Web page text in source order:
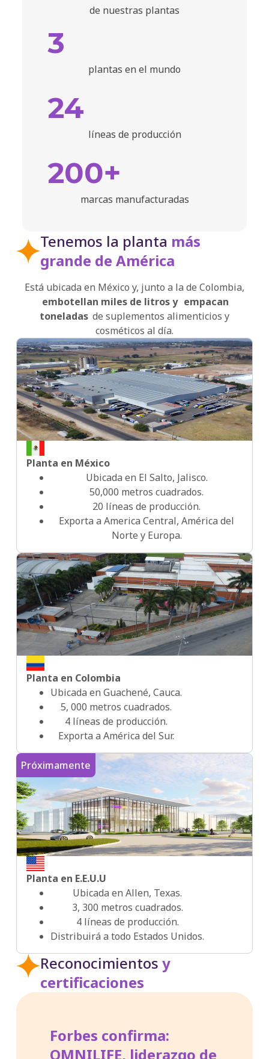
2003
2006
2006
2007
2007
2007
2010
2016
2017
2020
2022
2023
2024
2025
2026
de nuestras plantas
3
plantas en el mundo
24
líneas de producción
200+
marcas manufacturadas
Tenemos la planta más
grande de América
Está ubicada en México y, junto a la de Colombia,
embotellan miles de litros y empacan
toneladas de suplementos alimenticios y
cosméticos al día.
Planta en México
Ubicada en El Salto, Jalisco.
50,000 metros cuadrados.
20 líneas de producción.
Exporta a America Central, América del
Norte y Europa.
Planta en Colombia
Ubicada en Guachené, Cauca.
5, 000 metros cuadrados.
4 líneas de producción.
Exporta a América del Sur.
Próximamente
Planta en E.E.U.U
Ubicada en Allen, Texas.
3, 300 metros cuadrados.
4 líneas de producción.
Distribuirá a todo Estados Unidos.
Reconocimientosy
certificaciones
Forbes confirma:
OMNILIFE, liderazgo de